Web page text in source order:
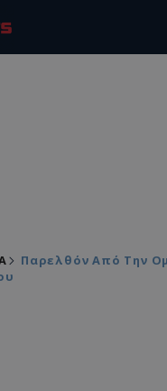
Παρελθόν Από Την